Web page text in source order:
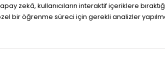
zekâ, kullanıcıların interaktif içeriklere
bir öğrenme süreci için gerekli analizler